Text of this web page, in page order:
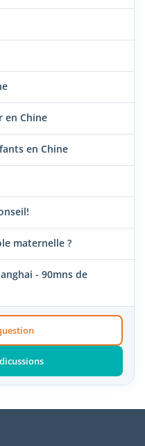
en Chine
en Chine
maternelle ?
- 90mns de